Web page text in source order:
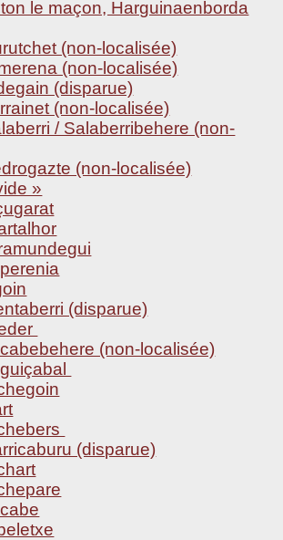
le maçon, Harguinaenborda
(non-localisée)
(non-localisée)
(disparue)
(non-localisée)
/ Salaberribehere (non-
(non-localisée)
»
(disparue)
(non-localisée)
(disparue)